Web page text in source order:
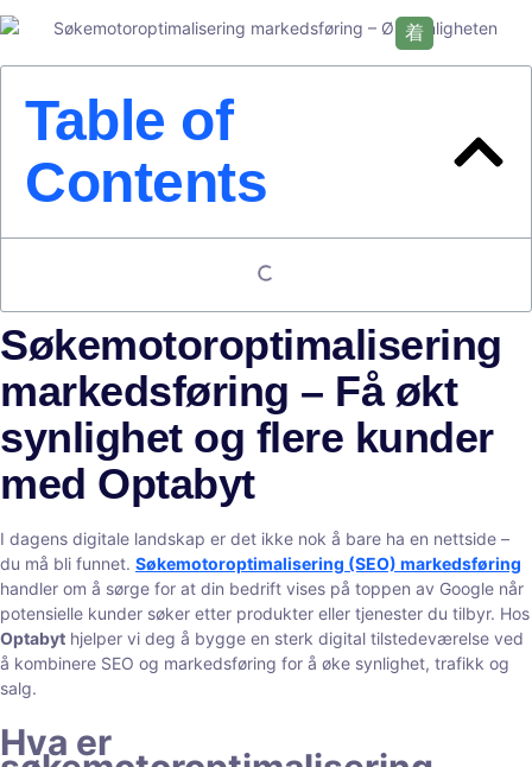
Table of
Contents
Søkemotoroptimalisering
markedsføring – Få økt
synlighet og flere kunder
med Optabyt
I dagens digitale landskap er det ikke nok å bare ha en nettside –
du må bli funnet. Søkemotoroptimalisering (SEO) markedsføring
handler om å sørge for at din bedrift vises på toppen av Google når
potensielle kunder søker etter produkter eller tjenester du tilbyr. Hos
Optabyt hjelper vi deg å bygge en sterk digital tilstedeværelse ved
å kombinere SEO og markedsføring for å øke synlighet, trafikk og
salg.
Hva er